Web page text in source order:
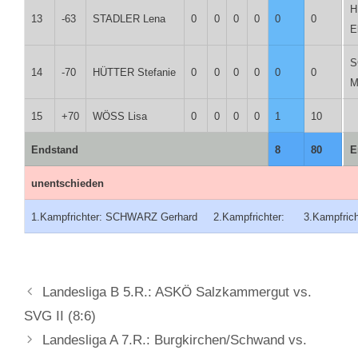
13 -63 STADLER Lena 0 0 0 0 0 0
14 -70 HÜTTER Stefanie 0 0 0 0 0 0
15 +70 WÖSS Lisa 0 0 0 0 1 10
Endstand 8 80
unentschieden
1.Kampfrichter: SCHWARZ Gerhard 2.Kampfrichter:
Landesliga B 5.R.: ASKÖ Salzkammergut vs.
SVG II (8:6)
Landesliga A 7.R.: Burgkirchen/Schwand vs.